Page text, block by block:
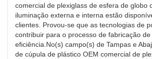
comercial de plexiglass de esfera de globo
iluminação externa e interna estão
clientes. Provou-se que as tecnologias de
contribuir para o processo de fabricação de
eficiência.No(s) campo(s) de Tampas e
de cúpula de plástico OEM comercial de